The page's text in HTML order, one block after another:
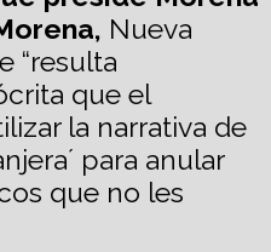
Nueva
“resulta
que el
la narrativa de
para anular
que no les